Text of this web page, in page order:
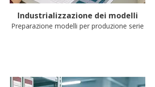
Industrializzazione dei modelli
Preparazione modelli per produzione serie